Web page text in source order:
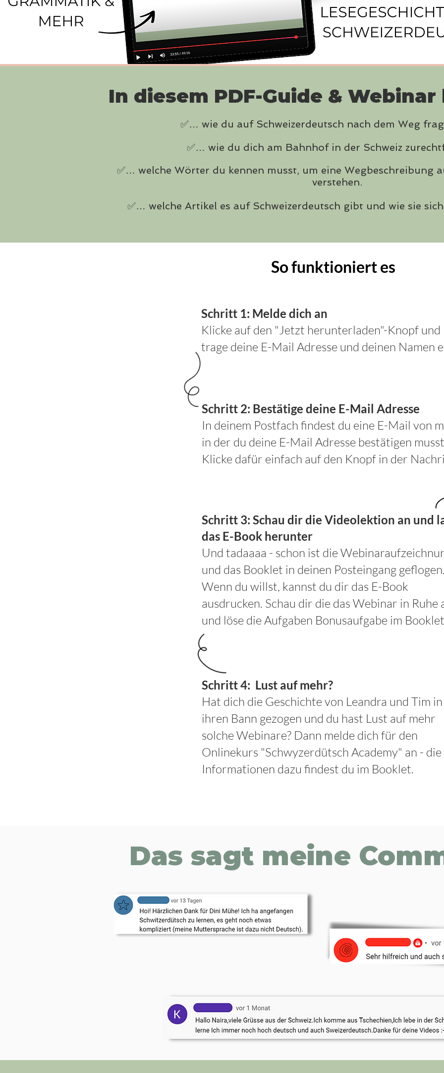
In diesem PDF-Guide &
✅… wie du auf Schweizerdeutsch nach dem Weg
✅… wie du dich am Bahnhof in der Schweiz
✅… welche Wörter du kennen musst, um eine Wegbeschreibung
verstehen.
✅… welche Artikel es auf Schweizerdeutsch gibt und wie sie
So funktioniert es
Schritt 1: Melde dich an
Klicke auf den "Jetzt herunterladen"-Knopf und
trage deine E-Mail Adresse und deinen Namen
Schritt 2: Bestätige deine E-Mail Adresse
In deinem Postfach findest du eine E-Mail von
in der du deine E-Mail Adresse bestätigen
Klicke dafür einfach auf den Knopf in der
Schritt 3: Schau dir die Videolektion an und
das E-Book herunter
Und tadaaaa - schon ist die
und das Booklet in deinen Posteingang geflogen.
Wenn du willst, kannst du dir das E-Book
ausdrucken. Schau dir die das Webinar in Ruhe
und löse die Aufgaben Bonusaufgabe im
Schritt 4: Lust auf mehr?
Hat dich die Geschichte von Leandra und Tim in
ihren Bann gezogen und du hast Lust auf mehr
solche Webinare? Dann melde dich für den
Onlinekurs "Schwyzerdütsch Academy" an - die
Informationen dazu findest du im Booklet.
Das sagt meine